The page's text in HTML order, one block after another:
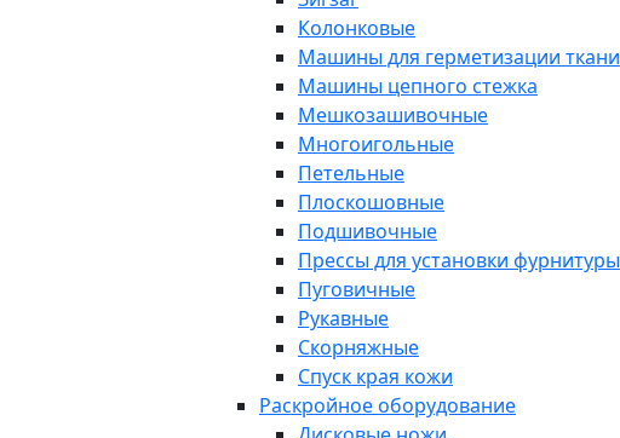
Колонковые
Машины для герметизации ткани
Машины цепного стежка
Мешкозашивочные
Многоигольные
Петельные
Плоскошовные
Подшивочные
Прессы для установки фурнитуры
Пуговичные
Рукавные
Скорняжные
Спуск края кожи
Раскройное оборудование